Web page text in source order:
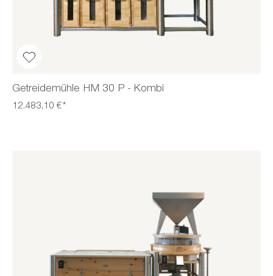
Getreidemühle HM 30 P - Kombi
12.483,10 €*